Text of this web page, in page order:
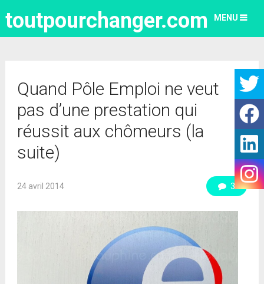
toutpourchanger.com MENU
Quand Pôle Emploi ne veut
pas d’une prestation qui
réussit aux chômeurs (la
suite)
24 avril 2014 3